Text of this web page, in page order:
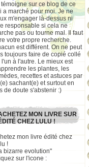
témoigne sur ce blog de ce
a marché pour moi. Je ne
m'engager là-dessus ni
responsable si cela ne
pas ou tourne mal. Il faut
votre propre recherche.
est différent. On ne peut
toujours faire de copié collé
l'un à l'autre. Le mieux est
les plantes, les
recettes et astuces par
sachant(e) et surtout en
de doute s'abstenir :)
MON LIVRE SUR
CHEZ LULU !
mon livre édité chez
!
bizarre evolution"
sur l'icone :